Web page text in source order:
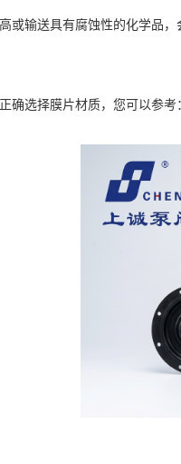
或输送具有腐蚀性的化学品，
确选择膜片材质，您可以参考：